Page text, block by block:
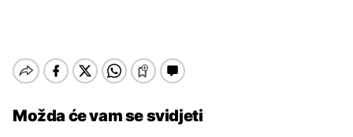
Možda će vam se svidjeti